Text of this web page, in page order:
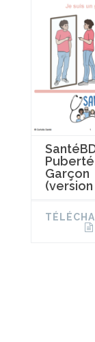
Puberté
Garçon
(version